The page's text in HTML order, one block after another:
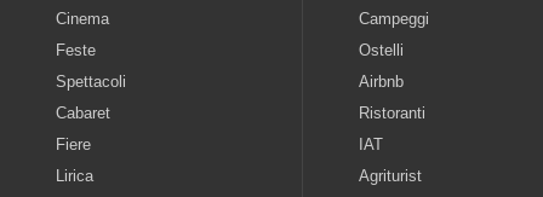
Cinema
Feste
Spettacoli
Cabaret
Fiere
Lirica
Campeggi
Ostelli
Airbnb
Ristoranti
IAT
Agriturist